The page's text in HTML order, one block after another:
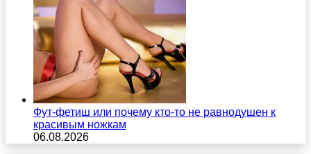
Фут-фетиш или почему кто-то не равнодушен к
красивым ножкам
06.08.2026